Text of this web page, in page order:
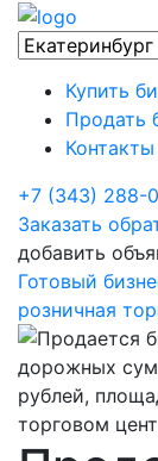
Купить
Продать
Контакты
+7 (343) 288-
Заказать
добавить
Готовый
розничная